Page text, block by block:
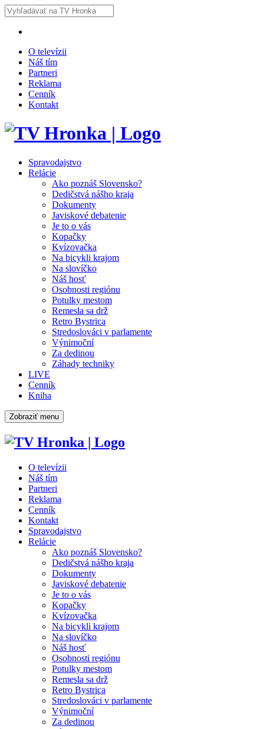
O televízii
Náš tím
Partneri
Reklama
Cenník
Kontakt
Spravodajstvo
Relácie
Ako poznáš Slovensko?
Dedičstvá nášho kraja
Dokumenty
Javiskové debatenie
Je to o vás
Kopačky
Kvízovačka
Na bicykli krajom
Na slovíčko
Náš hosť
Osobnosti regiónu
Potulky mestom
Remesla sa drž
Retro Bystrica
Stredoslováci v parlamente
Výnimoční
Za dedinou
Záhady techniky
LIVE
Cenník
Kniha
Zobraziť menu
O televízii
Náš tím
Partneri
Reklama
Cenník
Kontakt
Spravodajstvo
Relácie
Ako poznáš Slovensko?
Dedičstvá nášho kraja
Dokumenty
Javiskové debatenie
Je to o vás
Kopačky
Kvízovačka
Na bicykli krajom
Na slovíčko
Náš hosť
Osobnosti regiónu
Potulky mestom
Remesla sa drž
Retro Bystrica
Stredoslováci v parlamente
Výnimoční
Za dedinou